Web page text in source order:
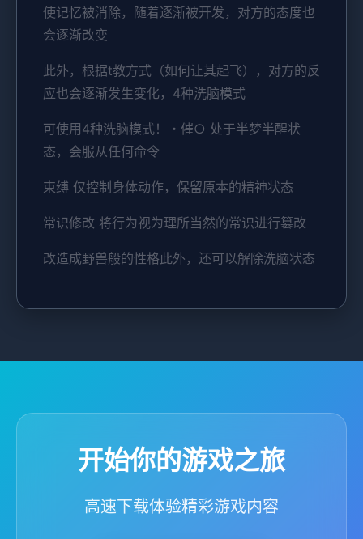
使记忆被消除，随着逐渐被开发，对方的态度也
会逐渐改变
此外，根据t教方式（如何让其起飞），对方的反
应也会逐渐发生变化，4种洗脑模式
可使用4种洗脑模式！・催○ 处于半梦半醒状
态，会服从任何命令
束缚 仅控制身体动作，保留原本的精神状态
常识修改 将行为视为理所当然的常识进行篡改
改造成野兽般的性格此外，还可以解除洗脑状态
开始你的游戏之旅
高速下载体验精彩游戏内容